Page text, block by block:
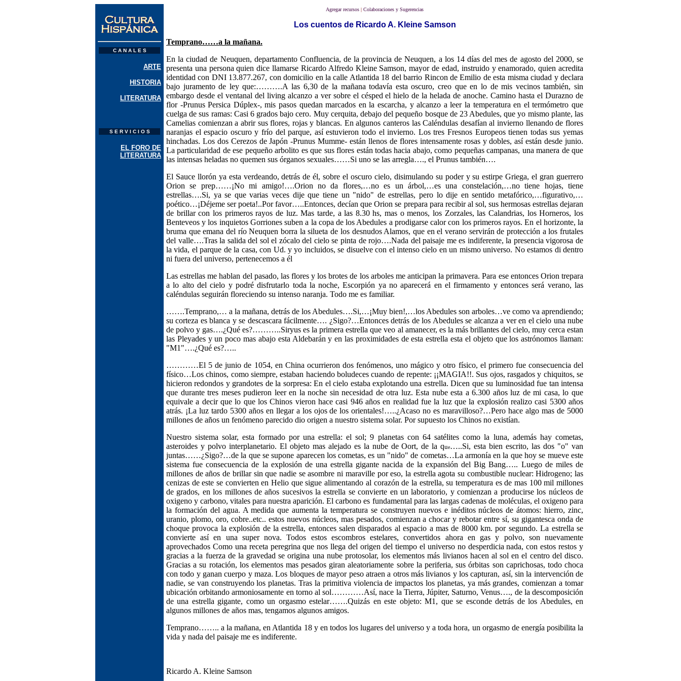
C A N A L E S
ARTE
HISTORIA
LITERATURA
S E R V I C I O S
EL FORO DE
LITERATURA
Agregar recursos | Colaboraciones y Sugerencias
Los cuentos de Ricardo A. Kleine Samson
Temprano……a la mañana.
En la ciudad de Neuquen, departamento Confluencia, de la provincia de Neuquen, a los 14 días del mes de agosto del 2000, se
presenta una persona quien dice llamarse Ricardo Alfredo Kleine Samson, mayor de edad, instruido y enamorado, quien acredita
identidad con DNI 13.877.267, con domicilio en la calle Atlantida 18 del barrio Rincon de Emilio de esta misma ciudad y declara
bajo juramento de ley que:……….A las 6,30 de la mañana todavía esta oscuro, creo que en lo de mis vecinos también, sin
embargo desde el ventanal del living alcanzo a ver sobre el césped el hielo de la helada de anoche. Camino hasta el Durazno de
flor -Prunus Persica Dúplex-, mis pasos quedan marcados en la escarcha, y alcanzo a leer la temperatura en el termómetro que
cuelga de sus ramas: Casi 6 grados bajo cero. Muy cerquita, debajo del pequeño bosque de 23 Abedules, que yo mismo plante, las
Camelias comienzan a abrir sus flores, rojas y blancas. En algunos canteros las Caléndulas desafían al invierno llenando de flores
naranjas el espacio oscuro y frío del parque, así estuvieron todo el invierno. Los tres Fresnos Europeos tienen todas sus yemas
hinchadas. Los dos Cerezos de Japón -Prunus Mumme- están llenos de flores intensamente rosas y dobles, así están desde junio.
La particularidad de ese pequeño arbolito es que sus flores están todas hacia abajo, como pequeñas campanas, una manera de que
las intensas heladas no quemen sus órganos sexuales……Si uno se las arregla…., el Prunus también….
El Sauce llorón ya esta verdeando, detrás de él, sobre el oscuro cielo, disimulando su poder y su estirpe Griega, el gran guerrero
Orion se prep……¡No mi amigo!….Orion no da flores,…no es un árbol,…es una constelación,…no tiene hojas, tiene
estrellas….Si, ya se que varias veces dije que tiene un "nido" de estrellas, pero lo dije en sentido metafórico,…figurativo,…
poético…¡Déjeme ser poeta!..Por favor…..Entonces, decían que Orion se prepara para recibir al sol, sus hermosas estrellas dejaran
de brillar con los primeros rayos de luz. Mas tarde, a las 8.30 hs, mas o menos, los Zorzales, las Calandrias, los Horneros, los
Benteveos y los inquietos Gorriones suben a la copa de los Abedules a prodigarse calor con los primeros rayos. En el horizonte, la
bruma que emana del río Neuquen borra la silueta de los desnudos Alamos, que en el verano servirán de protección a los frutales
del valle….Tras la salida del sol el zócalo del cielo se pinta de rojo….Nada del paisaje me es indiferente, la presencia vigorosa de
la vida, el parque de la casa, con Ud. y yo incluidos, se disuelve con el intenso cielo en un mismo universo. No estamos di dentro
ni fuera del universo, pertenecemos a él
Las estrellas me hablan del pasado, las flores y los brotes de los arboles me anticipan la primavera. Para ese entonces Orion trepara
a lo alto del cielo y podré disfrutarlo toda la noche, Escorpión ya no aparecerá en el firmamento y entonces será verano, las
caléndulas seguirán floreciendo su intenso naranja. Todo me es familiar.
…….Temprano,… a la mañana, detrás de los Abedules….Si,…¡Muy bien!,…los Abedules son arboles…ve como va aprendiendo;
su corteza es blanca y se descascara fácilmente…. ¿Sigo?…Entonces detrás de los Abedules se alcanza a ver en el cielo una nube
de polvo y gas….¿Qué es?………..Siryus es la primera estrella que veo al amanecer, es la más brillantes del cielo, muy cerca estan
las Pleyades y un poco mas abajo esta Aldebarán y en las proximidades de esta estrella esta el objeto que los astrónomos llaman:
"M1"….¿Qué es?…..
…………El 5 de junio de 1054, en China ocurrieron dos fenómenos, uno mágico y otro físico, el primero fue consecuencia del
físico…Los chinos, como siempre, estaban haciendo boludeces cuando de repente: ¡¡MAGIA!!. Sus ojos, rasgados y chiquitos, se
hicieron redondos y grandotes de la sorpresa: En el cielo estaba explotando una estrella. Dicen que su luminosidad fue tan intensa
que durante tres meses pudieron leer en la noche sin necesidad de otra luz. Esta nube esta a 6.300 años luz de mi casa, lo que
equivale a decir que lo que los Chinos vieron hace casi 946 años en realidad fue la luz que la explosión realizo casi 5300 años
atrás. ¡La luz tardo 5300 años en llegar a los ojos de los orientales!…..¿Acaso no es maravilloso?…Pero hace algo mas de 5000
millones de años un fenómeno parecido dio origen a nuestro sistema solar. Por supuesto los Chinos no existían.
Nuestro sistema solar, esta formado por una estrella: el sol; 9 planetas con 64 satélites como la luna, además hay cometas,
asteroides y polvo interplanetario. El objeto mas alejado es la nube de Oort, de la que…..Si, esta bien escrito, las dos "o" van
juntas……¿Sigo?…de la que se supone aparecen los cometas, es un "nido" de cometas…La armonía en la que hoy se mueve este
sistema fue consecuencia de la explosión de una estrella gigante nacida de la expansión del Big Bang….. Luego de miles de
millones de años de brillar sin que nadie se asombre ni maraville por eso, la estrella agota su combustible nuclear: Hidrogeno; las
cenizas de este se convierten en Helio que sigue alimentando al corazón de la estrella, su temperatura es de mas 100 mil millones
de grados, en los millones de años sucesivos la estrella se convierte en un laboratorio, y comienzan a producirse los núcleos de
oxigeno y carbono, vitales para nuestra aparición. El carbono es fundamental para las largas cadenas de moléculas, el oxigeno para
la formación del agua. A medida que aumenta la temperatura se construyen nuevos e inéditos núcleos de átomos: hierro, zinc,
uranio, plomo, oro, cobre..etc.. estos nuevos núcleos, mas pesados, comienzan a chocar y rebotar entre sí, su gigantesca onda de
choque provoca la explosión de la estrella, entonces salen disparados al espacio a mas de 8000 km. por segundo. La estrella se
convierte así en una super nova. Todos estos escombros estelares, convertidos ahora en gas y polvo, son nuevamente
aprovechados Como una receta peregrina que nos llega del origen del tiempo el universo no desperdicia nada, con estos restos y
gracias a la fuerza de la gravedad se origina una nube protosolar, los elementos más livianos hacen al sol en el centro del disco.
Gracias a su rotación, los elementos mas pesados giran aleatoriamente sobre la periferia, sus órbitas son caprichosas, todo choca
con todo y ganan cuerpo y maza. Los bloques de mayor peso atraen a otros más livianos y los capturan, así, sin la intervención de
nadie, se van construyendo los planetas. Tras la primitiva violencia de impactos los planetas, ya más grandes, comienzan a tomar
ubicación orbitando armoniosamente en torno al sol…………Así, nace la Tierra, Júpiter, Saturno, Venus…., de la descomposición
de una estrella gigante, como un orgasmo estelar…….Quizás en este objeto: M1, que se esconde detrás de los Abedules, en
algunos millones de años mas, tengamos algunos amigos.
Temprano…….. a la mañana, en Atlantida 18 y en todos los lugares del universo y a toda hora, un orgasmo de energía posibilita la
vida y nada del paisaje me es indiferente.
Ricardo A. Kleine Samson